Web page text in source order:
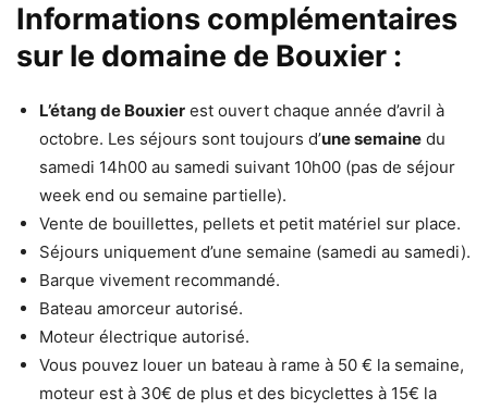
Informations complémentaires
sur le domaine de Bouxier :
L’étang de Bouxier est ouvert chaque année d’avril à
octobre. Les séjours sont toujours d’une semaine du
samedi 14h00 au samedi suivant 10h00 (pas de séjour
week end ou semaine partielle).
Vente de bouillettes, pellets et petit matériel sur place.
Séjours uniquement d’une semaine (samedi au samedi).
Barque vivement recommandé.
Bateau amorceur autorisé.
Moteur électrique autorisé.
Vous pouvez louer un bateau à rame à 50 € la semaine,
moteur est à 30€ de plus et des bicyclettes à 15€ la